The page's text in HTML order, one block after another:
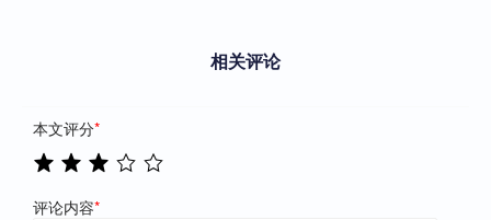
相关评论
本文评分*
评论内容*